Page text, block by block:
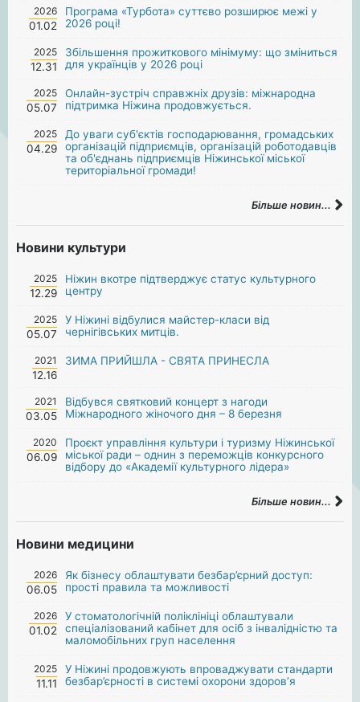
2026
01.02
Програма «Турбота» суттєво розширює межі у
2026 році!
2025
12.31
Збільшення прожиткового мінімуму: що зміниться
для українців у 2026 році
2025
05.07
Онлайн-зустріч справжніх друзів: міжнародна
підтримка Ніжина продовжується.
2025
04.29
До уваги суб'єктів господарювання, громадських
організацій підприємців, організацій роботодавців
та об'єднань підприємців Ніжинської міської
територіальної громади!
Більше новин...
Новини культури
2025
12.29
Ніжин вкотре підтверджує статус культурного
центру
2025
05.07
У Ніжині відбулися майстер-класи від
чернігівських митців.
2021
12.16
ЗИМА ПРИЙШЛА - СВЯТА ПРИНЕСЛА
2021
03.05
Відбувся святковий концерт з нагоди
Міжнародного жіночого дня – 8 березня
2020
06.09
Проєкт управління культури і туризму Ніжинської
міської ради – однин з переможців конкурсного
відбору до «Академії культурного лідера»
Більше новин...
Новини медицини
2026
06.05
Як бізнесу облаштувати безбар’єрний доступ:
прості правила та можливості
2026
01.02
У стоматологічній поліклініці облаштували
спеціалізований кабінет для осіб з інвалідністю та
маломобільних груп населення
2025
11.11
У Ніжині продовжують впроваджувати стандарти
безбар’єрності в системі охорони здоров’я